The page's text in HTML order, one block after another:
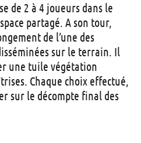
de 2 à 4 joueurs dans le
partagé. A son tour,
de l’une des
sur le terrain. Il
une tuile végétation
Chaque choix effectué,
sur le décompte final des